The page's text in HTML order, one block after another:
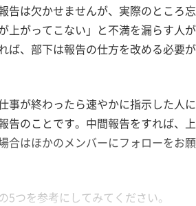
告は欠かせませんが、実際のところ
上がってこない」と不満を漏らす人
ば、部下は報告の仕方を改める必要
事が終わったら速やかに指示した人
告のことです。中間報告をすれば、
合はほかのメンバーにフォローをお
つを参考にしてみてください。